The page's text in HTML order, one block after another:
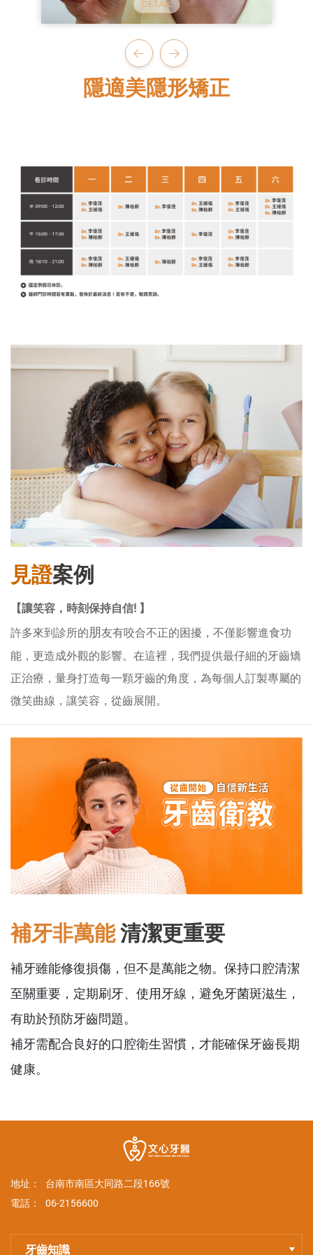
隱適美隱形矯正
見證案例
【讓笑容，時刻保持自信! 】
許多來到診所的朋友有咬合不正的困擾，不僅影響進食功
能，更造成外觀的影響。在這裡，我們提供最仔細的牙齒矯
正治療，量身打造每一顆牙齒的角度，為每個人訂製專屬的
微笑曲線，讓笑容，從齒展開。
補牙非萬能清潔更重要
補牙雖能修復損傷，但不是萬能之物。保持口腔清潔
至關重要，定期刷牙、使用牙線，避免牙菌斑滋生，
有助於預防牙齒問題。
補牙需配合良好的口腔衛生習慣，才能確保牙齒長期
健康。
地址：
台南市南區大同路二段166號
電話：
06-2156600
牙齒知識